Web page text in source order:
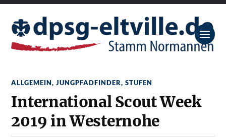
ALLGEMEIN,JUNGPFADFINDER,STUFEN
International Scout Week
2019 in Westernohe